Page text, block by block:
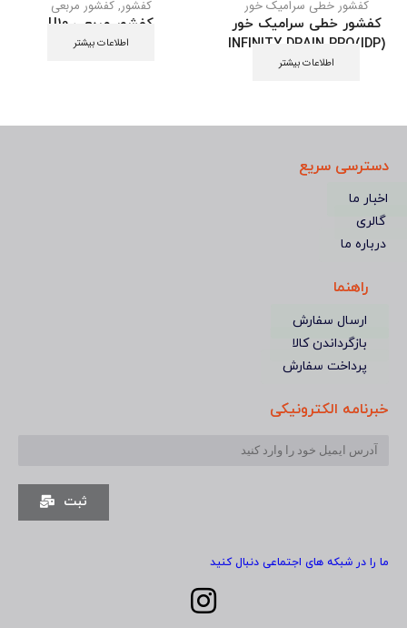
کفشور خطی سرامیک خور
کفشور خطی سرامیک خور
INFINITY DRAIN PRO(IDP)
اطلاعات بیشتر
کفشور,کفشور مربعی
کفشور مربعی U10
اطلاعات بیشتر
دسترسی سریع
اخبار ما
گالری
درباره ما
راهنما
ارسال سفارش
بازگرداندن کالا
پرداخت سفارش
خبرنامه الکترونیکی
ثبت
ما را در شبکه های اجتماعی دنبال کنید